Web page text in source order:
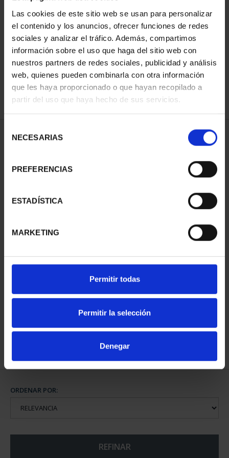
Las cookies de este sitio web se usan para personalizar
el contenido y los anuncios, ofrecer funciones de redes
sociales y analizar el tráfico. Además, compartimos
información sobre el uso que haga del sitio web con
nuestros partners de redes sociales, publicidad y análisis
web, quienes pueden combinarla con otra información
que les haya proporcionado o que hayan recopilado a
partir del uso que haya hecho de sus servicios.
NECESARIAS
PREFERENCIAS
ESTADÍSTICA
MARKETING
Permitir todas
Permitir la selección
Denegar
ORDENAR POR:
REFINAR
1 Productos encontrados
PROVINCIA COLECCION
COMPLET...
ORDENAR POR:
REFINAR